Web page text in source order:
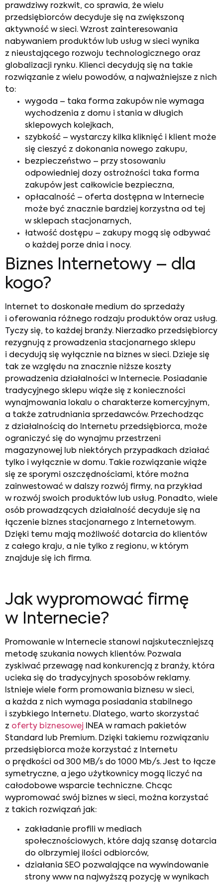
prawdziwy rozkwit, co sprawia, że wielu
przedsiębiorców decyduje się na zwiększoną
aktywność w sieci. Wzrost zainteresowania
nabywaniem produktów lub usług w sieci wynika
z nieustającego rozwoju technologicznego oraz
globalizacji rynku. Klienci decydują się na takie
rozwiązanie z wielu powodów, a najważniejsze z nich
to:
wygoda – taka forma zakupów nie wymaga
wychodzenia z domu i stania w długich
sklepowych kolejkach,
szybkość – wystarczy kilka kliknięć i klient może
się cieszyć z dokonania nowego zakupu,
bezpieczeństwo – przy stosowaniu
odpowiedniej dozy ostrożności taka forma
zakupów jest całkowicie bezpieczna,
opłacalność – oferta dostępna w Internecie
może być znacznie bardziej korzystna od tej
w sklepach stacjonarnych,
łatwość dostępu – zakupy mogą się odbywać
o każdej porze dnia i nocy.
Biznes Internetowy – dla
kogo?
Internet to doskonałe medium do sprzedaży
i oferowania różnego rodzaju produktów oraz usług.
Tyczy się, to każdej branży. Nierzadko przedsiębiorcy
rezygnują z prowadzenia stacjonarnego sklepu
i decydują się wyłącznie na biznes w sieci. Dzieje się
tak ze względu na znacznie niższe koszty
prowadzenia działalności w Internecie. Posiadanie
tradycyjnego sklepu wiąże się z konieczności
wynajmowania lokalu o charakterze komercyjnym,
a także zatrudniania sprzedawców. Przechodząc
z działalnością do Internetu przedsiębiorca, może
ograniczyć się do wynajmu przestrzeni
magazynowej lub niektórych przypadkach działać
tylko i wyłącznie w domu. Takie rozwiązanie wiąże
się ze sporymi oszczędnościami, które można
zainwestować w dalszy rozwój firmy, na przykład
w rozwój swoich produktów lub usług. Ponadto, wiele
osób prowadzących działalność decyduje się na
łączenie biznes stacjonarnego z Internetowym.
Dzięki temu mają możliwość dotarcia do klientów
z całego kraju, a nie tylko z regionu, w którym
znajduje się ich firma.
Jak wypromować firmę
w Internecie?
Promowanie w Internecie stanowi najskuteczniejszą
metodę szukania nowych klientów. Pozwala
zyskiwać przewagę nad konkurencją z branży, która
ucieka się do tradycyjnych sposobów reklamy.
Istnieje wiele form promowania biznesu w sieci,
a każda z nich wymaga posiadania stabilnego
i szybkiego Internetu. Dlatego, warto skorzystać
z oferty biznesowej INEA w ramach pakietów
Standard lub Premium. Dzięki takiemu rozwiązaniu
przedsiębiorca może korzystać z Internetu
o prędkości od 300 MB/s do 1000 Mb/s. Jest to łącze
symetryczne, a jego użytkownicy mogą liczyć na
całodobowe wsparcie techniczne. Chcąc
wypromować swój biznes w sieci, można korzystać
z takich rozwiązań jak:
zakładanie profili w mediach
społecznościowych, które dają szansę dotarcia
do olbrzymiej ilości odbiorców,
działania SEO pozwalające na wywindowanie
strony www na najwyższą pozycję w wynikach